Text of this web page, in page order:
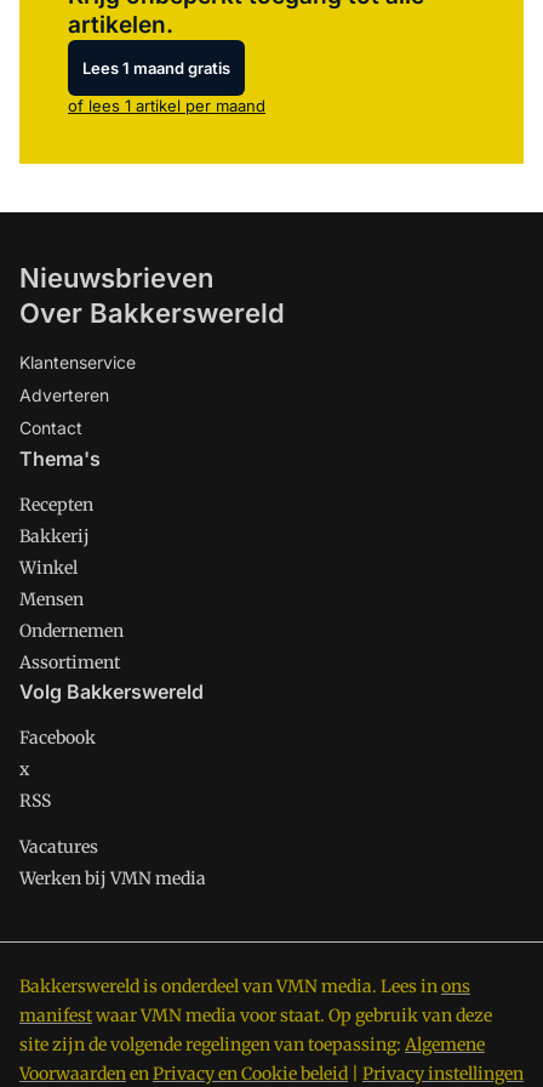
artikelen.
Lees 1 maand gratis
of lees 1 artikel per maand
Nieuwsbrieven
Over Bakkerswereld
Klantenservice
Adverteren
Contact
Thema's
Recepten
Bakkerij
Winkel
Mensen
Ondernemen
Assortiment
Volg Bakkerswereld
Facebook
x
RSS
Vacatures
Werken bij VMN media
Bakkerswereld is onderdeel van VMN media. Lees inons
manifestwaar VMN media voor staat. Op gebruik van deze
site zijn de volgende regelingen van toepassing: Algemene
VoorwaardenenPrivacy en Cookie beleid Privacy instellingen